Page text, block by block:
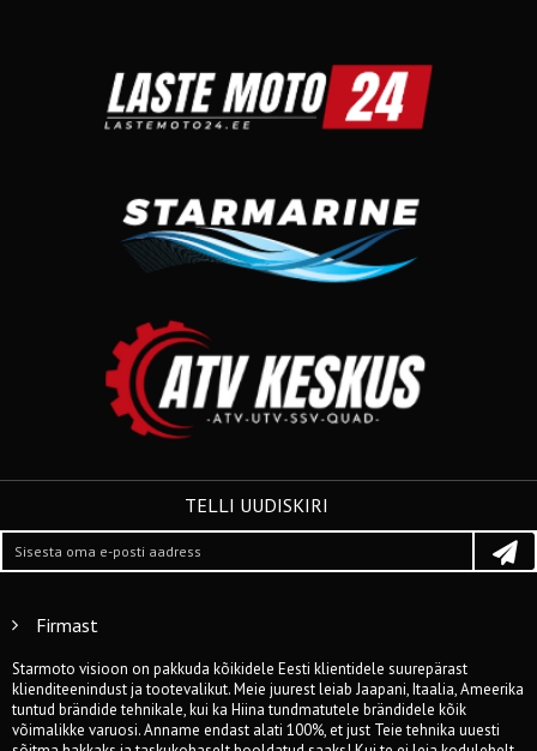
TELLI UUDISKIRI
Firmast
Starmoto visioon on pakkuda kõikidele Eesti klientidele suurepärast
klienditeenindust ja tootevalikut. Meie juurest leiab Jaapani, Itaalia, Ameerika
tuntud brändide tehnikale, kui ka Hiina tundmatutele brändidele kõik
võimalikke varuosi. Anname endast alati 100%, et just Teie tehnika uuesti